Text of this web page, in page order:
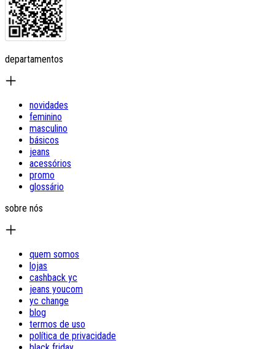
departamentos
novidades
feminino
masculino
básicos
jeans
acessórios
promo
glossário
sobre nós
quem somos
lojas
cashback yc
jeans youcom
yc change
blog
termos de uso
política de privacidade